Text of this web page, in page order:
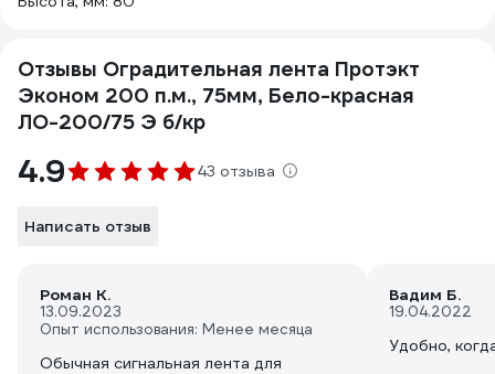
Отзывы Оградительная лента Протэкт
Эконом 200 п.м., 75мм, Бело-красная
ЛО-200/75 Э б/кр
4.9 43 отзыва
Написать отзыв
Роман К.
13.09.2023
Опыт использования: Менее месяца
Обычная сигнальная лента для
Вадим Б.
19.04.2022
Удобно,